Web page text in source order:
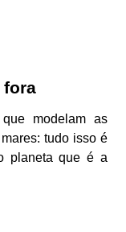
fora
modelam as
tudo isso é
planeta que é a